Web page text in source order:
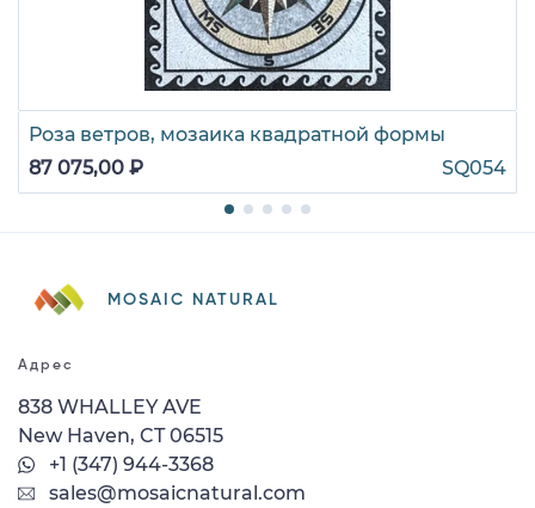
Роза ветров, мозаика квадратной формы
87 075,00 ₽
SQ054
MOSAIC NATURAL
Адрес
838 WHALLEY AVE
New Haven, CT 06515
+1 (347) 944-3368
sales@mosaicnatural.com